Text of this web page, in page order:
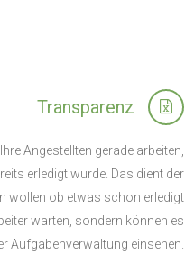
Transparenz
Angestellten gerade arbeiten,
erledigt wurde. Das dient der
wollen ob etwas schon erledigt
warten, sondern können es
Aufgabenverwaltung einsehen.